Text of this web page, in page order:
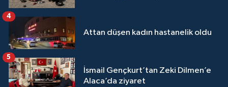
Attan düşen kadın hastanelik oldu
4
İsmail Gençkurt’tan Zeki Dilmen’e
Alaca’da ziyaret
5